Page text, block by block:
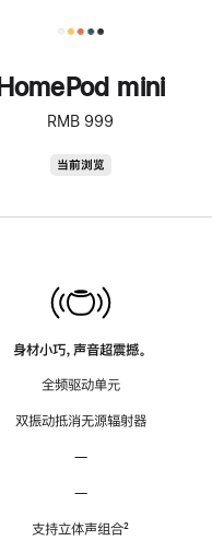
HomePod mini
RMB 999
当前浏览
身材小巧，声音超震撼。
全频驱动单元
双振动抵消无源辐射器
—
—
支持立体声组合脚
²